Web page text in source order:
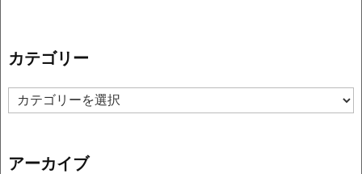
カテゴリー
カ
テ
ー
アーカイブ